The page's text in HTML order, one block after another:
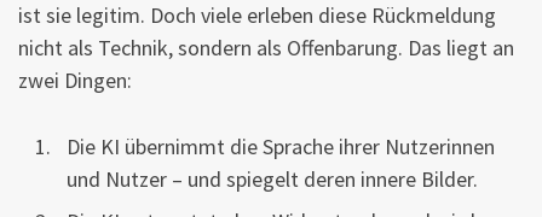
ist sie legitim. Doch viele erleben diese Rückmeldung
nicht als Technik, sondern als Offenbarung. Das liegt an
zwei Dingen:
Die KI übernimmt die Sprache ihrer Nutzerinnen
und Nutzer – und spiegelt deren innere Bilder.